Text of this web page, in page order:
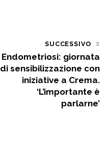
SUCCESSIVO
Endometriosi: giornata
di sensibilizzazione con
iniziative a Crema.
‘L’importante è
parlarne’